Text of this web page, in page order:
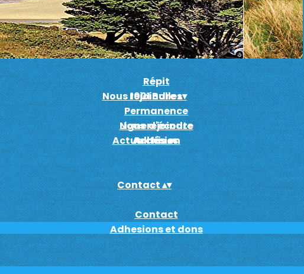
La Soupape▴▾
Actions▴▾
Répit
1001 Bulles
Permanence
Ligne d'écoute
Archives
Nous rejoindre▴▾
Nous rejoindre
Adhésion
Actualités▴▾
Contact▴▾
Contact
Adhesions et dons